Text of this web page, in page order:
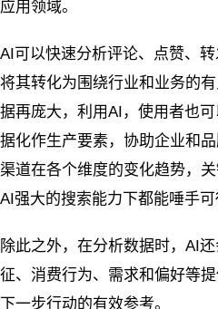
应用领域。
AI可以快速分析评论、点赞、转
将其转化为围绕行业和业务的
据再庞大，利用AI，使用者也
据化作生产要素，协助企业和
渠道在各个维度的变化趋势，
AI强大的搜索能力下都能唾手可
除此之外，在分析数据时，AI
征、消费行为、需求和偏好等
下一步行动的有效参考。